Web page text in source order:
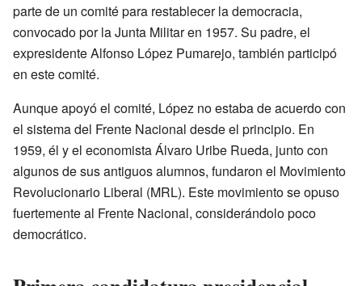
parte de un comité para restablecer la democracia,
convocado por la Junta Militar en 1957. Su padre, el
expresidente Alfonso López Pumarejo, también participó
en este comité.
Aunque apoyó el comité, López no estaba de acuerdo con
el sistema del Frente Nacional desde el principio. En
1959, él y el economista Álvaro Uribe Rueda, junto con
algunos de sus antiguos alumnos, fundaron el Movimiento
Revolucionario Liberal (MRL). Este movimiento se opuso
fuertemente al Frente Nacional, considerándolo poco
democrático.